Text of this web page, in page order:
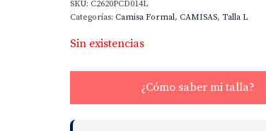
SKU: C2620PCD014L
Categorías: Camisa Formal, CAMISAS, Talla L
Sin existencias
¿Cómo saber mi talla?